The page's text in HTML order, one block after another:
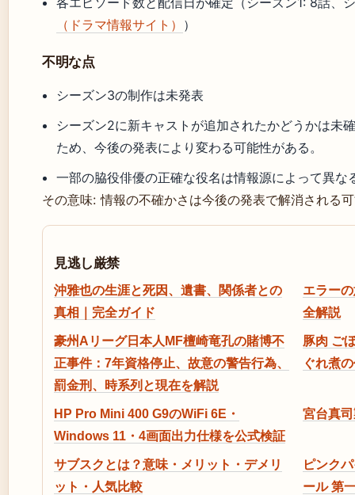
（ドラマ情報サイト） ）
不明な点
シーズン3の制作は未発表
シーズン2に新キャストが追加されたかどうかは未
ため、今後の発表により変わる可能性がある。
一部の脇役俳優の正確な役名は情報源によって異な
その意味: 情報の不確かさは今後の発表で解消される
見逃し厳禁
沖雅也の生涯と死因、遺書、関係者との
真相｜完全ガイド
エラー
全解説
豪州Aリーグ日本人MF檀崎竜孔の賭博不
正事件：7年資格停止、故意の警告行為、
罰金刑、時系列と現在を解説
豚肉 ご
ぐれ煮
HP Pro Mini 400 G9のWiFi 6E・
Windows 11・4画面出力仕様を公式検証
宮台真
サブスクとは？意味・メリット・デメリ
ット・人気比較
ピンク
ール 第